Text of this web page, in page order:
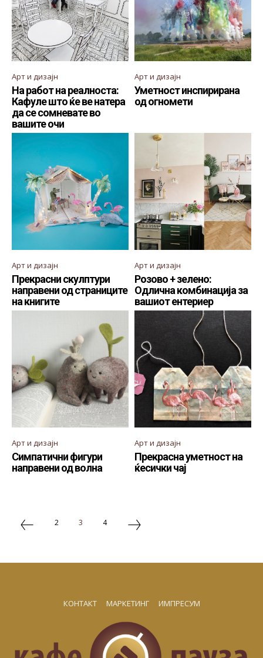
Арт и дизајн
На работ на реалноста:
Кафуле што ќе ве натера
да се сомневате во
вашите очи
Арт и дизајн
Уметност инспирирана
од огномети
Арт и дизајн
Прекрасни скулптури
направени од страниците
на книгите
Арт и дизајн
Розово + зелено:
Одлична комбинација за
вашиот ентериер
Арт и дизајн
Симпатични фигури
направени од волна
Арт и дизајн
Прекрасна уметност на
ќесички чај
2 3 4
КОНТАКТ МАРКЕТИНГ ИМПРЕСУМ